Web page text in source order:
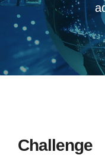
Challenge